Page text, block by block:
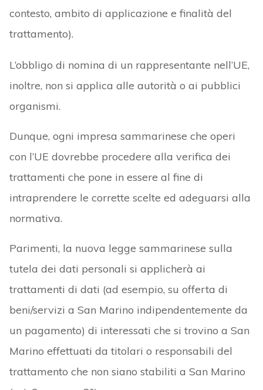
contesto, ambito di applicazione e finalità del
trattamento).
L’obbligo di nomina di un rappresentante nell’UE,
inoltre, non si applica alle autorità o ai pubblici
organismi.
Dunque, ogni impresa sammarinese che operi
con l’UE dovrebbe procedere alla verifica dei
trattamenti che pone in essere al fine di
intraprendere le corrette scelte ed adeguarsi alla
normativa.
Parimenti, la nuova legge sammarinese sulla
tutela dei dati personali si applicherà ai
trattamenti di dati (ad esempio, su offerta di
beni/servizi a San Marino indipendentemente da
un pagamento) di interessati che si trovino a San
Marino effettuati da titolari o responsabili del
trattamento che non siano stabiliti a San Marino